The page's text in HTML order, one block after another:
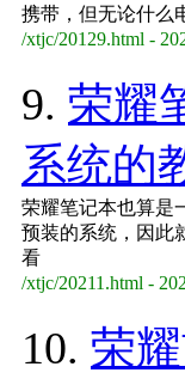
携带，但无论什么
/xtjc/20129.html -
9. 荣耀
系统的
荣耀笔记本也算是
预装的系统，因此
看
/xtjc/20211.html -
10. 荣